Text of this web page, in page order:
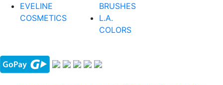
EVELINE
COSMETICS
BRUSHES
L.A.
COLORS